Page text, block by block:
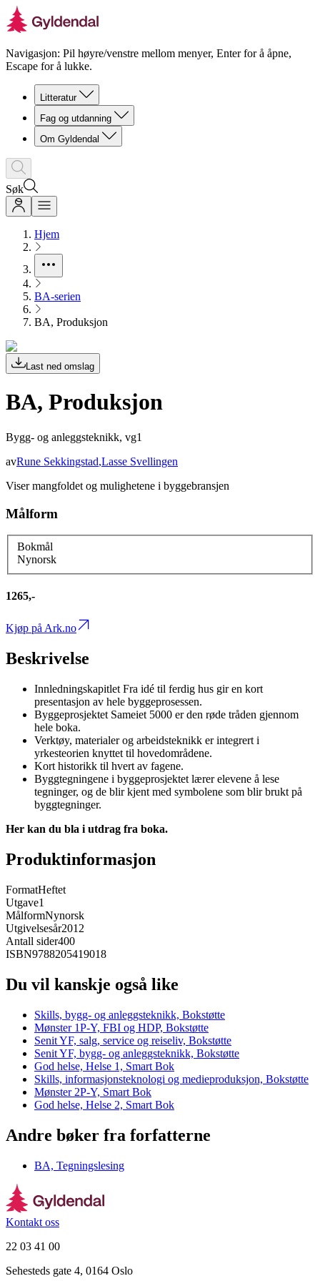
Navigasjon: Pil høyre/venstre mellom menyer, Enter for å åpne,
Escape for å lukke.
Litteratur
Fag og utdanning
Om Gyldendal
Søk
Hjem
BA-serien
BA, Produksjon
Last ned omslag
BA, Produksjon
Bygg- og anleggsteknikk, vg1
avRune Sekkingstad,Lasse Svellingen
Viser mangfoldet og mulighetene i byggebransjen
Målform
Bokmål
Nynorsk
1265,-
Kjøp på Ark.no
Beskrivelse
Innledningskapitlet Fra idé til ferdig hus gir en kort
presentasjon av hele byggeprosessen.
Byggeprosjektet Sameiet 5000 er den røde tråden gjennom
hele boka.
Verktøy, materialer og arbeidsteknikk er integrert i
yrkesteorien knyttet til hovedområdene.
Kort historikk til hvert av fagene.
Byggtegningene i byggeprosjektet lærer elevene å lese
tegninger, og de blir kjent med symbolene som blir brukt på
byggtegninger.
Her kan du bla i utdrag fra boka.
Produktinformasjon
FormatHeftet
Utgave1
MålformNynorsk
Utgivelsesår2012
Antall sider400
ISBN9788205419018
Du vil kanskje også like
Skills, bygg- og anleggsteknikk, Bokstøtte
Mønster 1P-Y, FBI og HDP, Bokstøtte
Senit YF, salg, service og reiseliv, Bokstøtte
Senit YF, bygg- og anleggsteknikk, Bokstøtte
God helse, Helse 1, Smart Bok
Skills, informasjonsteknologi og medieproduksjon, Bokstøtte
Mønster 2P-Y, Smart Bok
God helse, Helse 2, Smart Bok
Andre bøker fra forfatterne
BA, Tegningslesing
Kontakt oss
22 03 41 00
Sehesteds gate 4, 0164 Oslo